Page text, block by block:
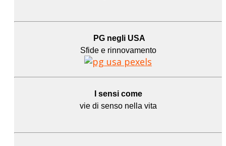
PG negli USA
Sfide e rinnovamento
I sensi come
vie di senso nella vita